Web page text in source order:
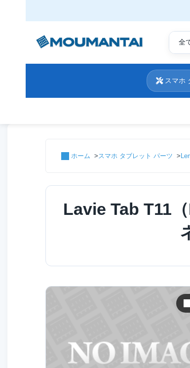
スマホ
ホーム スマホ タブレット パーツ
Lavie Tab T11